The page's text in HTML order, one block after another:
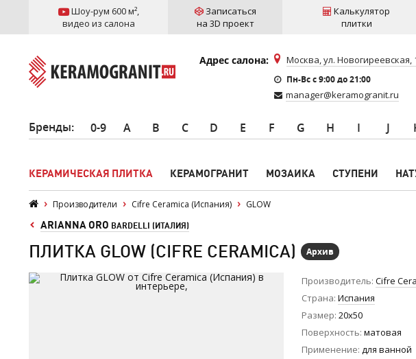
Шоу-рум 600 м²,
видео из салона
Записаться
на 3D проект
Калькулятор
плитки
Адрес салона: Москва, ул. Новогиреевская,
Пн-Вс c 9:00 до 21:00
manager@keramogranit.ru
Бренды: 0-9 A B C D E F G H I J
КЕРАМИЧЕСКАЯ ПЛИТКА КЕРАМОГРАНИТ МОЗАИКА СТУПЕНИ
Производители Cifre Ceramica (Испания) GLOW
ARIANNA ORO BARDELLI (ИТАЛИЯ)
ПЛИТКА GLOW (CIFRE CERAMICA) Архив
Производитель Cifre
Страна Испания
Размер 20x50
Поверхность матовая
Применение для ванной